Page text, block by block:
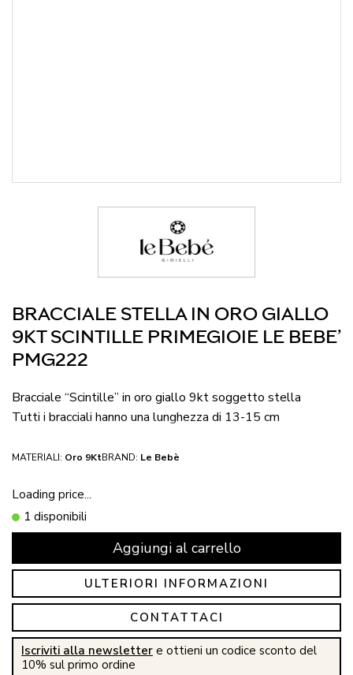
BRACCIALE STELLA IN ORO GIALLO
9KT SCINTILLE PRIMEGIOIE LE BEBE’
PMG222
Bracciale “Scintille” in oro giallo 9kt soggetto stella
Tutti i bracciali hanno una lunghezza di 13-15 cm
MATERIALI: Oro 9KtBRAND: Le Bebè
Loading price...
1 disponibili
Aggiungi al carrello
ULTERIORI INFORMAZIONI
CONTATTACI
Iscriviti alla newsletter e ottieni un codice sconto del
10% sul primo ordine